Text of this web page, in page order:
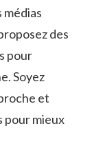
des
pour
Soyez
et
pour mieux⁢